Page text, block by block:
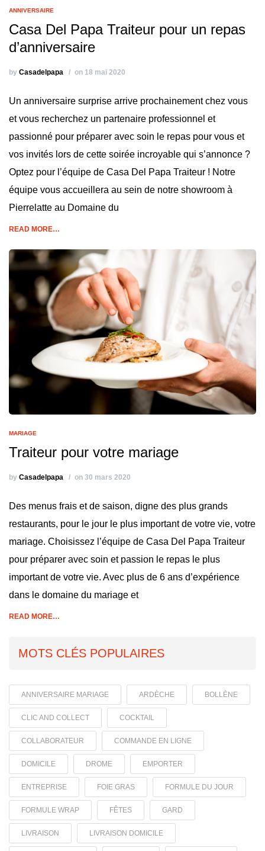
ANNIVERSAIRE
Casa Del Papa Traiteur pour un repas
d’anniversaire
by Casadelpapa on 18 mai 2020
Un anniversaire surprise arrive prochainement chez vous
et vous recherchez un partenaire professionnel et
passionné pour préparer avec soin le repas pour vous et
vos invités lors de cette soirée incroyable qui s’annonce ?
Optez pour l’équipe de Casa Del Papa Traiteur ! Notre
équipe vous accueillera au sein de notre showroom à
Pierrelatte au Domaine du
READ MORE…
MARIAGE
Traiteur pour votre mariage
by Casadelpapa on 30 mars 2020
Des menus frais et de saison, digne des plus grands
restaurants, pour le jour le plus important de votre vie, votre
mariage. Choisissez l’équipe de Casa Del Papa Traiteur
pour préparer avec soin et passion le repas le plus
important de votre vie. Avec plus de 6 ans d’expérience
dans le domaine du mariage et
READ MORE…
MOTS CLÉS POPULAIRES
ANNIVERSAIRE MARIAGE ARDÈCHE BOLLÈNE
CLIC AND COLLECT COCKTAIL
COLLABORATEUR COMMANDE EN LIGNE
DOMICILE DROME EMPORTER
ENTREPRISE FOIE GRAS FORMULE DU JOUR
FORMULE WRAP FÊTES GARD
LIVRAISON LIVRAISON DOMICILE